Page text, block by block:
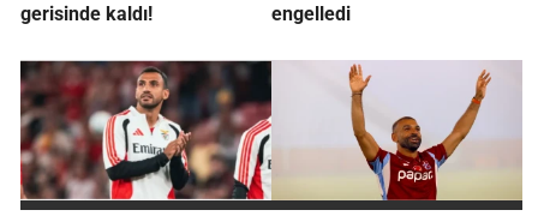
gerisinde kaldı!
engelledi